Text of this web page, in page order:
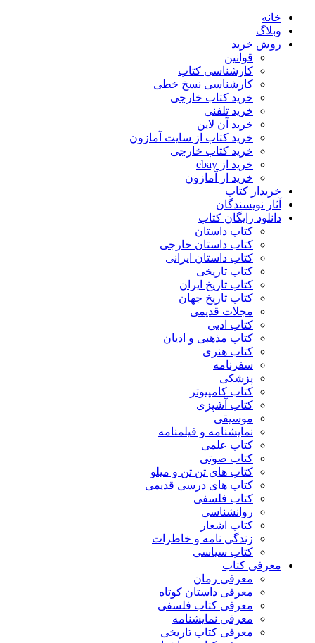
خانه
وبلاگ
روش خرید
قوانین
کارشناسی کتاب
کارشناسی نسخ خطی
خرید کتاب خارجی
خرید تلفنی
خرید آن لاین
خرید کتاب از سایت آمازون
خرید کتاب خارجی
خرید از ebay
خرید از آمازون
خریدار کتاب
آثار نویسندگان
دانلود رایگان کتاب
کتاب داستان
کتاب داستان خارجی
کتاب داستان ایرانی
کتاب تاریخی
کتاب تاریخ ایران
کتاب تاریخ جهان
مجلات قدیمی
کتاب ادبی
کتاب مذهبی و ادیان
کتاب هنری
سفرنامه
پزشکی
کتاب کامپیوتر
کتاب آشپزی
موسیقی
نمایشنامه و فیلمنامه
کتاب علمی
کتاب صوتی
کتاب های تن تن و میلو
کتاب های درسی قدیمی
کتاب فلسفی
روانشناسی
کتاب اشعار
زندگی نامه و خاطرات
کتاب سیاسی
معرفی کتاب
معرفی رمان
معرفی داستان کوتاه
معرفی کتاب فلسفی
معرفی نمایشنامه
معرفی کتاب تاریخی